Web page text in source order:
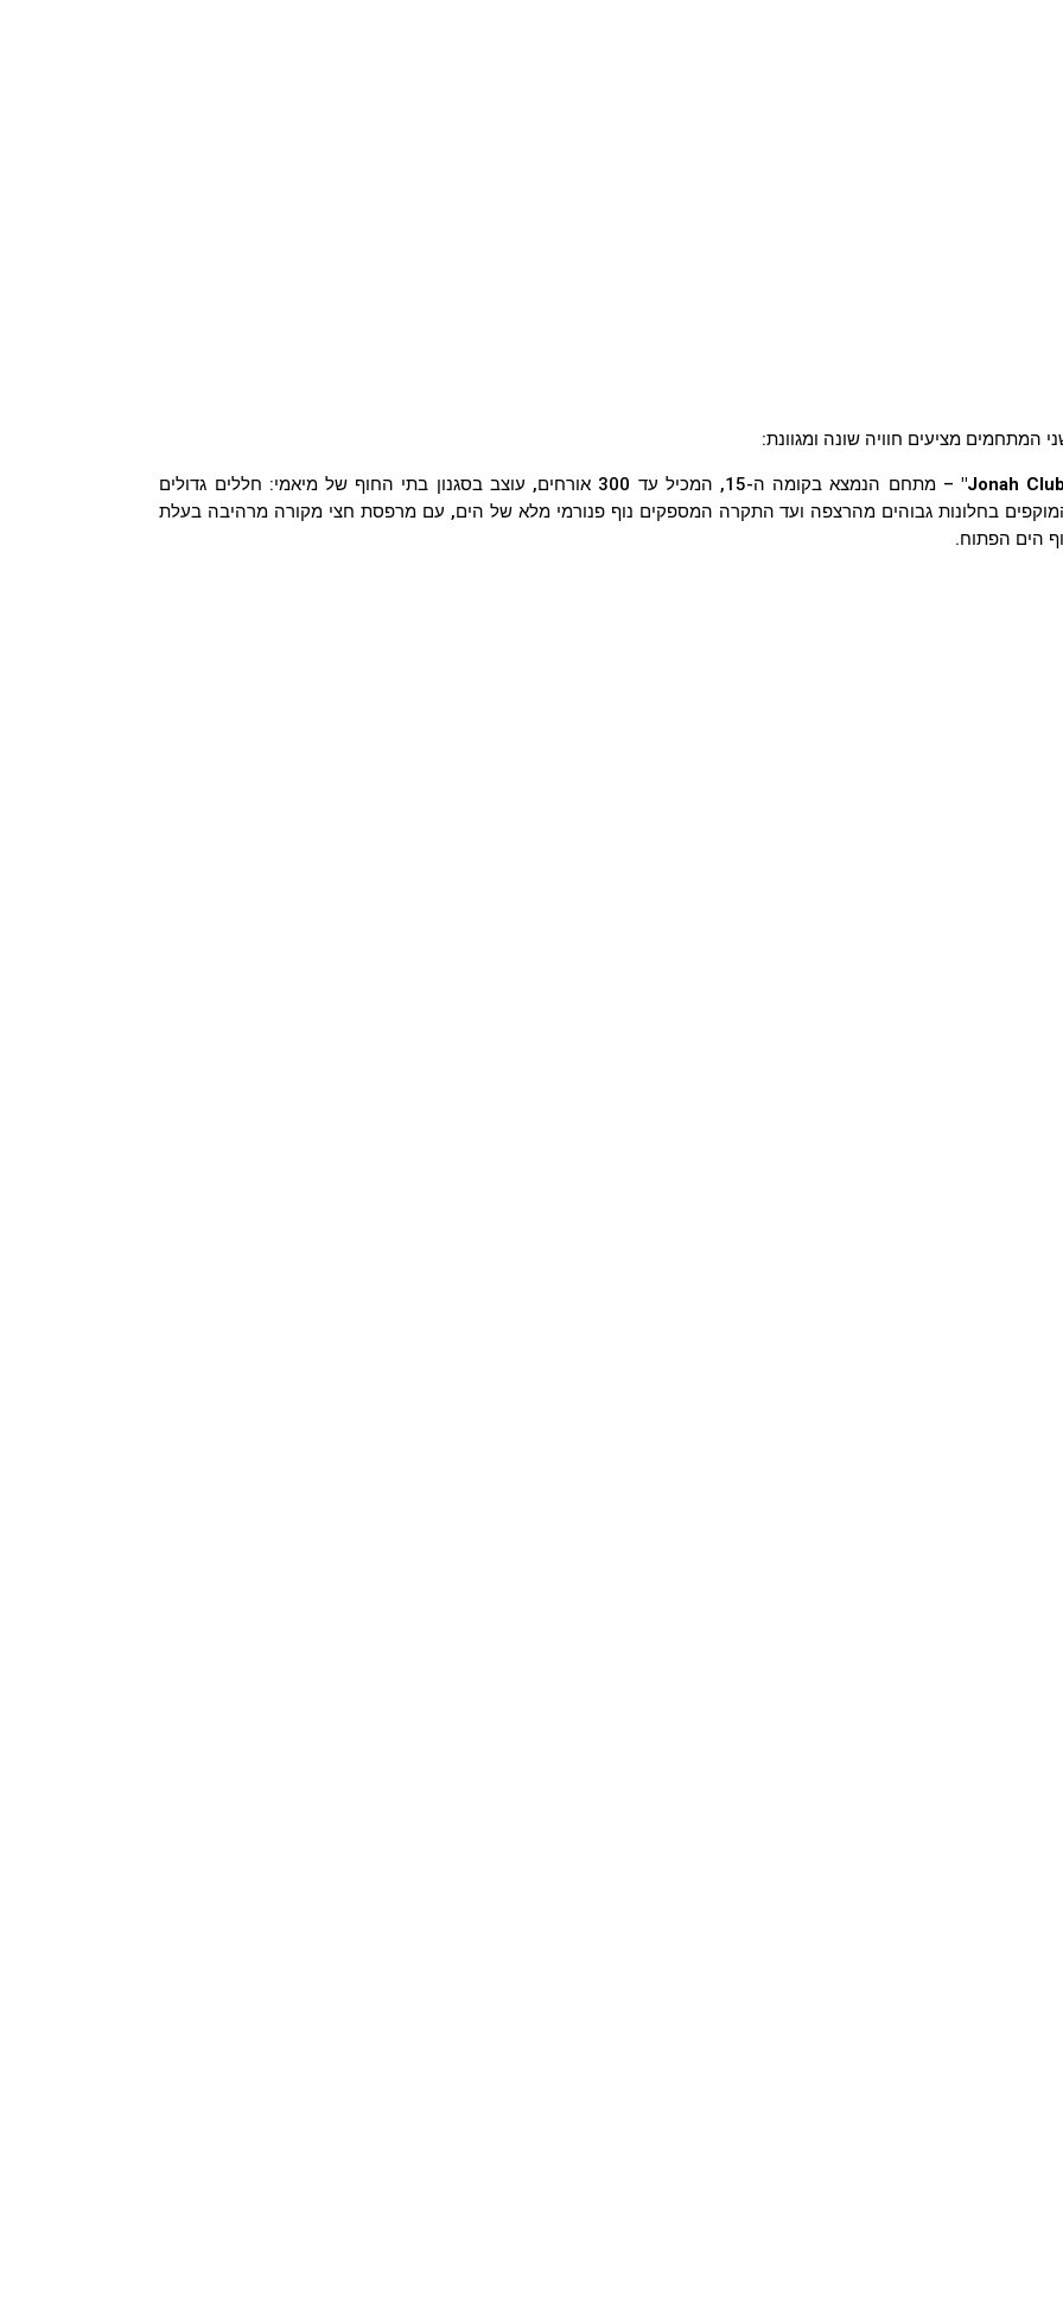
המתחמים מציעים חוויה שונה ומגוונת:
– מתחם הנמצא בקומה ה-15, המכיל עד 300 אורחים, עוצב בסגנון בתי החוף של מיאמי: חללים גדולים
בחלונות גבוהים מהרצפה ועד התקרה המספקים נוף פנורמי מלא של הים, עם מרפסת חצי מקורה מרהיבה בעלת
הים הפתוח.